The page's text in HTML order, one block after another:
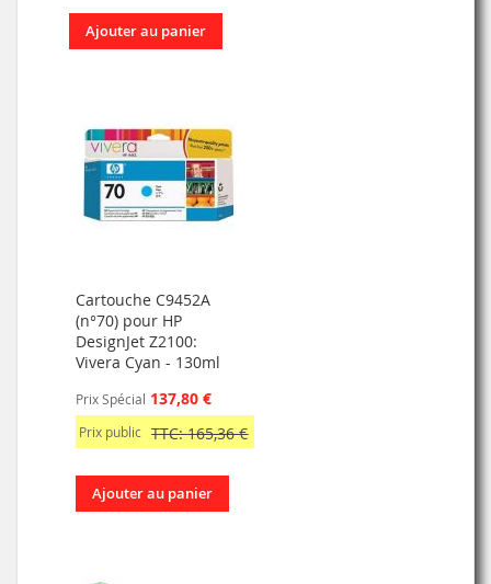
Ajouter au panier
Cartouche C9452A
(n°70) pour HP
DesignJet Z2100:
Vivera Cyan - 130ml
Prix Spécial 137,80 €
Prix public TTC: 165,36 €
Ajouter au panier